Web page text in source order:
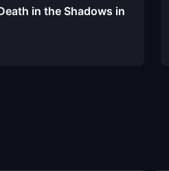
in the Shadows in